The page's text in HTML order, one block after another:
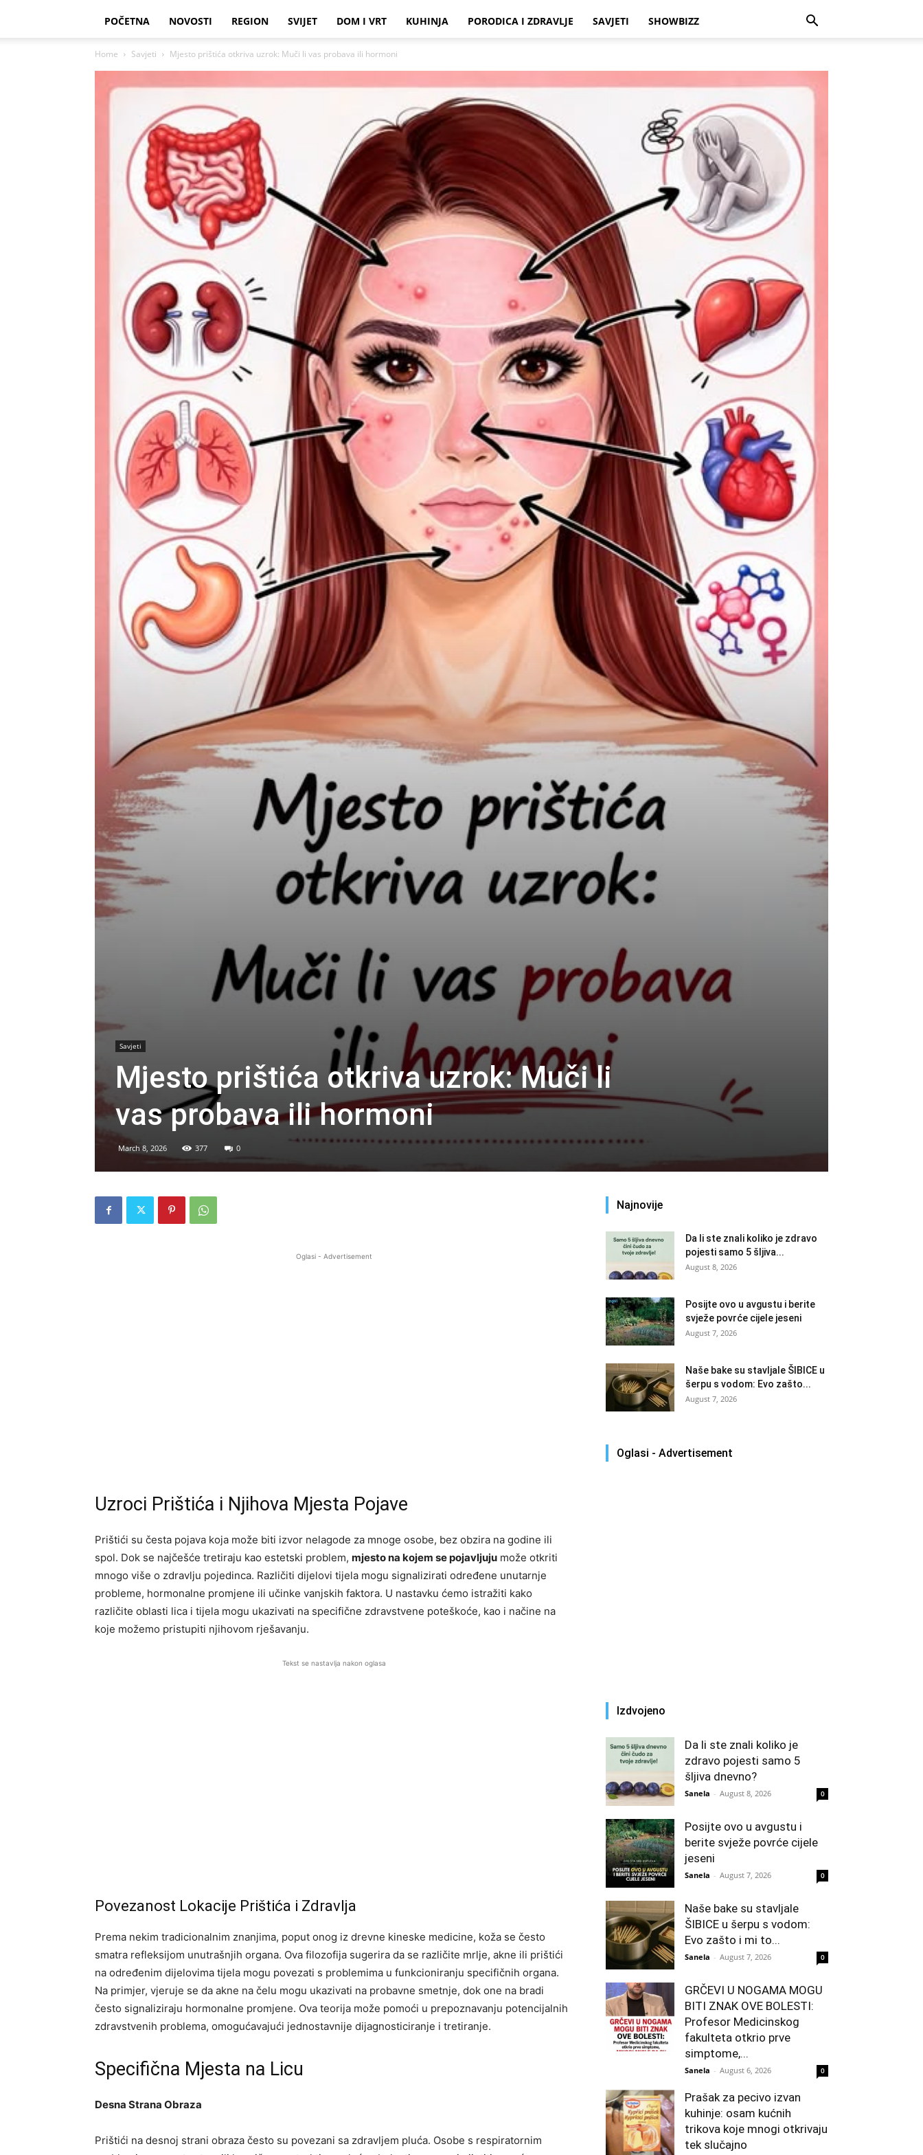
POČETNA NOVOSTI REGION SVIJET DOM I VRT KUHINJA PORODICA I ZDRAVLJE SAVJETI SHOWBIZZ
Home Savjeti Mjesto prištića otkriva uzrok: Muči li vas probava ili hormoni
Savjeti
Mjesto prištića otkriva uzrok: Muči li
vas probava ili hormoni
March 8, 2026 377 0
Oglasi - Advertisement
Uzroci Prištića i Njihova Mjesta Pojave
Prištići su česta pojava koja može biti izvor nelagode za mnoge osobe, bez obzira na godine ili
spol. Dok se najčešće tretiraju kao estetski problem, mjesto na kojem se pojavljuju može otkriti
mnogo više o zdravlju pojedinca. Različiti dijelovi tijela mogu signalizirati određene unutarnje
probleme, hormonalne promjene ili učinke vanjskih faktora. U nastavku ćemo istražiti kako
različite oblasti lica i tijela mogu ukazivati na specifične zdravstvene poteškoće, kao i načine na
koje možemo pristupiti njihovom rješavanju.
Tekst se nastavlja nakon oglasa
Povezanost Lokacije Prištića i Zdravlja
Prema nekim tradicionalnim znanjima, poput onog iz drevne kineske medicine, koža se često
smatra refleksijom unutrašnjih organa. Ova filozofija sugerira da se različite mrlje, akne ili prištići
na određenim dijelovima tijela mogu povezati s problemima u funkcioniranju specifičnih organa.
Na primjer, vjeruje se da akne na čelu mogu ukazivati na probavne smetnje, dok one na bradi
često signaliziraju hormonalne promjene. Ova teorija može pomoći u prepoznavanju potencijalnih
zdravstvenih problema, omogućavajući jednostavnije dijagnosticiranje i tretiranje.
Specifična Mjesta na Licu
Desna Strana Obraza
Prištići na desnoj strani obraza često su povezani sa zdravljem pluća. Osobe s respiratornim
Najnovije
Da li ste znali koliko je zdravo
pojesti samo 5 šljiva...
August 8, 2026
Posijte ovo u avgustu i berite
svježe povrće cijele jeseni
August 7, 2026
Naše bake su stavljale ŠIBICE u
šerpu s vodom: Evo zašto...
August 7, 2026
Oglasi - Advertisement
Izdvojeno
Da li ste znali koliko je
zdravo pojesti samo 5
šljiva dnevno?
Sanela - August 8, 2026 0
Posijte ovo u avgustu i
berite svježe povrće cijele
jeseni
Sanela - August 7, 2026 0
Naše bake su stavljale
ŠIBICE u šerpu s vodom:
Evo zašto i mi to...
Sanela - August 7, 2026 0
GRČEVI U NOGAMA MOGU
BITI ZNAK OVE BOLESTI:
Profesor Medicinskog
fakulteta otkrio prve
simptome,...
Sanela - August 6, 2026 0
Prašak za pecivo izvan
kuhinje: osam kućnih
trikova koje mnogi otkrivaju
tek slučajno